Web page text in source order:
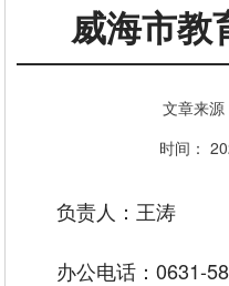
威海市教
文章来
时间：
负责人：王涛
办公电话：0631-